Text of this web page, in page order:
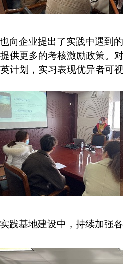
向企业提出了实践中遇到
供更多的考核激励政策。
计划，实习表现优异者可
践基地建设中，持续加强